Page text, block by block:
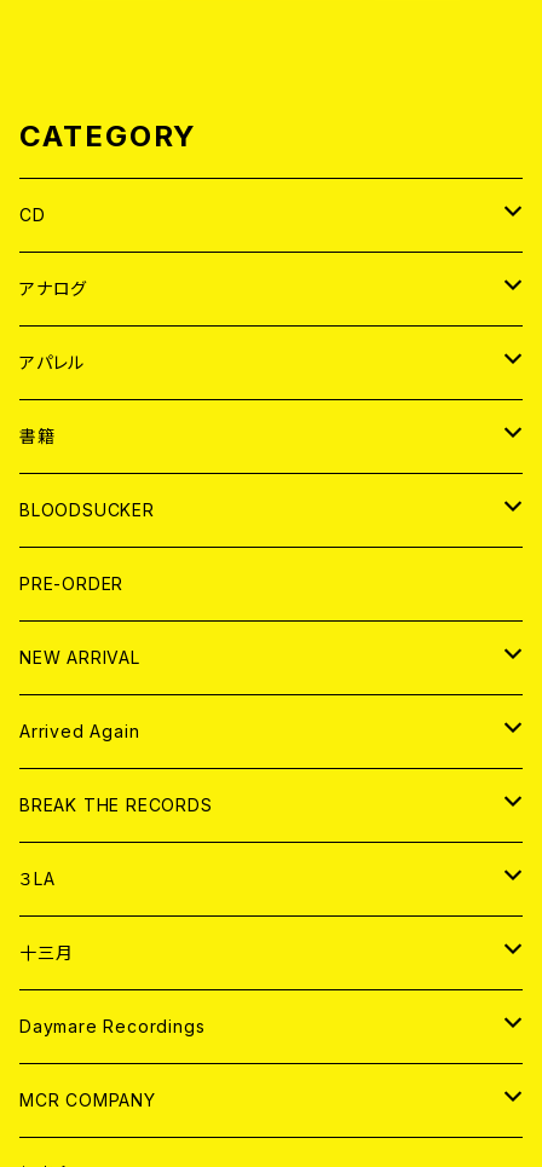
CATEGORY
CD
JAPAN
WORLD
アナログ
JAPAN
７EP
LP
WORLD
7EP
LP
アパレル
JAPAN
T-shirt
HOOD
WORLD
T-shirt
HOOD
書籍
MAGAZINE
BOLLOCKS
EL ZINE
写真集 (PHOTOBOOK)
BLOODSUCKER
CD
アナログ
アパレル
書籍
DIGITAL CONTENTS
PRE-ORDER
NEW ARRIVAL
CD
アナログ
Arrived Again
CD
アナログ
BREAK THE RECORDS
CD
ANALOG
アパレル
３LA
CD
ANALOG
十三月
CD
ANALOG
Daymare Recordings
CD
MCR COMPANY